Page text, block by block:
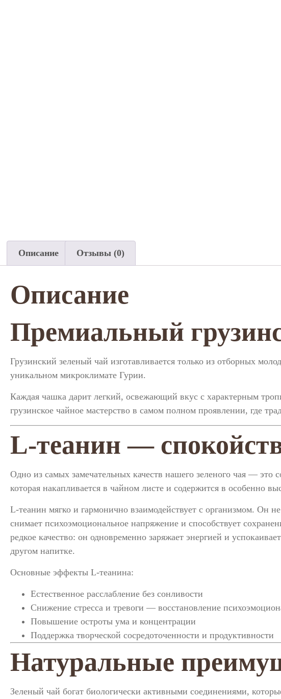
Описание
Отзывы (0)
Описание
Премиальный
Грузинский зеленый чай изготавливается только из отборных
уникальном микроклимате Гурии.
Каждая чашка дарит легкий, освежающий вкус с характерным
грузинское чайное мастерство в самом полном проявлении, где
L-теанин —
Одно из самых замечательных качеств нашего зеленого чая —
которая накапливается в чайном листе и содержится в особенно
L-теанин мягко и гармонично взаимодействует с организмом. Он
снимает психоэмоциональное напряжение и способствует
редкое качество: он одновременно заряжает энергией и
другом напитке.
Основные эффекты L-теанина:
Естественное расслабление без сонливости
Снижение стресса и тревоги — восстановление
Повышение остроты ума и концентрации
Поддержка творческой сосредоточенности и продуктивности
Натуральные
Зеленый чай богат биологически активными соединениями,